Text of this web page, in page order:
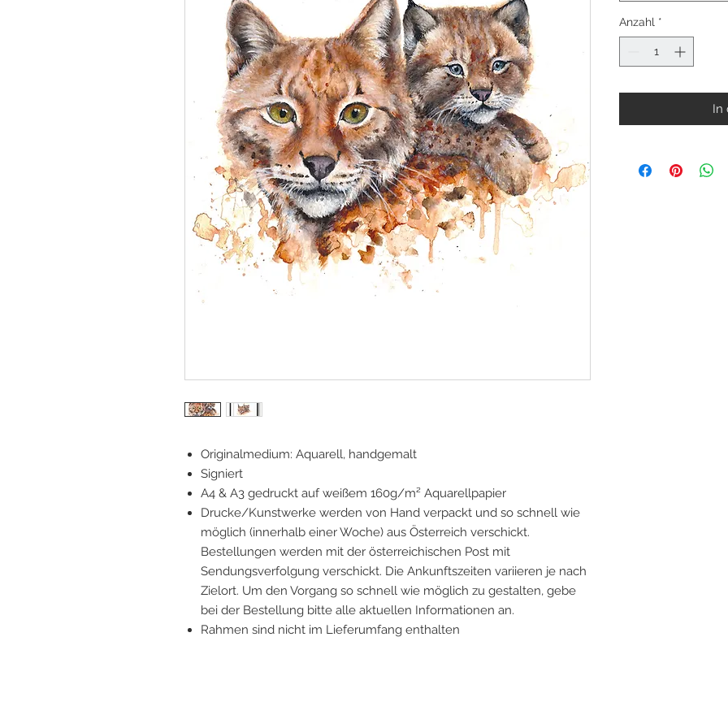
Originalmedium: Aquarell, handgemalt
Signiert
A4 & A3 gedruckt auf weißem 160g/m² Aquarellpapier
Drucke/Kunstwerke werden von Hand verpackt und so schnell wie
möglich (innerhalb einer Woche) aus Österreich verschickt.
Bestellungen werden mit der österreichischen Post mit
Sendungsverfolgung verschickt. Die Ankunftszeiten variieren je nach
Zielort. Um den Vorgang so schnell wie möglich zu gestalten, gebe
bei der Bestellung bitte alle aktuellen Informationen an.
Rahmen sind nicht im Lieferumfang enthalten
Anzahl *
In